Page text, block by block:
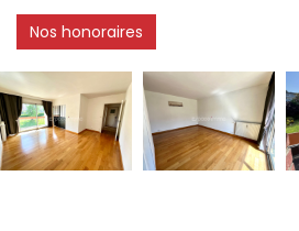
Nos honoraires